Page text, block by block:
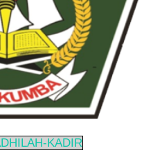
KADIR